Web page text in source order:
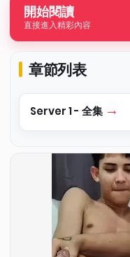
開始閱讀
直接進入精彩內容
章節列表
Server 1 - 全集